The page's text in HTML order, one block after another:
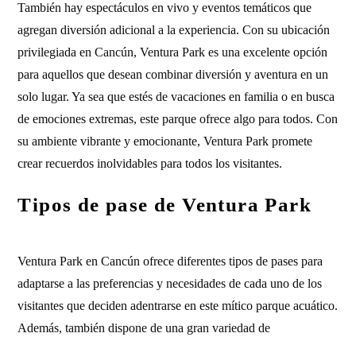
También hay espectáculos en vivo y eventos temáticos que
agregan diversión adicional a la experiencia. Con su ubicación
privilegiada en Cancún, Ventura Park es una excelente opción
para aquellos que desean combinar diversión y aventura en un
solo lugar. Ya sea que estés de vacaciones en familia o en busca
de emociones extremas, este parque ofrece algo para todos. Con
su ambiente vibrante y emocionante, Ventura Park promete
crear recuerdos inolvidables para todos los visitantes.
Tipos de pase de Ventura Park
Ventura Park en Cancún ofrece diferentes tipos de pases para
adaptarse a las preferencias y necesidades de cada uno de los
visitantes que deciden adentrarse en este mítico parque acuático.
Además, también dispone de una gran variedad de